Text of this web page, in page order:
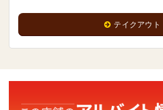
テイクアウト